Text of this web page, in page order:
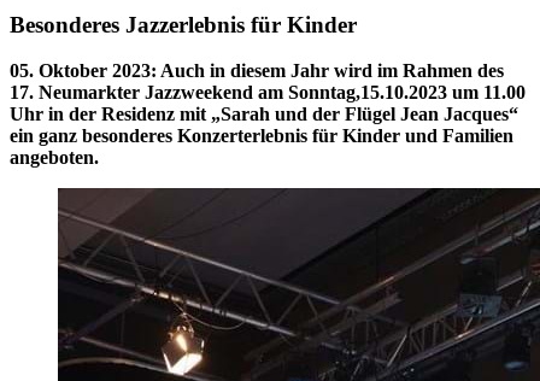
Besonderes Jazzerlebnis für Kinder
05. Oktober 2023: Auch in diesem Jahr wird im Rahmen des
17. Neumarkter Jazzweekend am Sonntag,15.10.2023 um 11.00
Uhr in der Residenz mit „Sarah und der Flügel Jean Jacques“
ein ganz besonderes Konzerterlebnis für Kinder und Familien
angeboten.